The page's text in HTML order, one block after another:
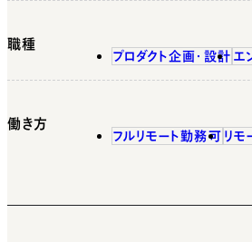
職種
プロダクト企画・設計 エ
働き方
フルリモート勤務可 リモ